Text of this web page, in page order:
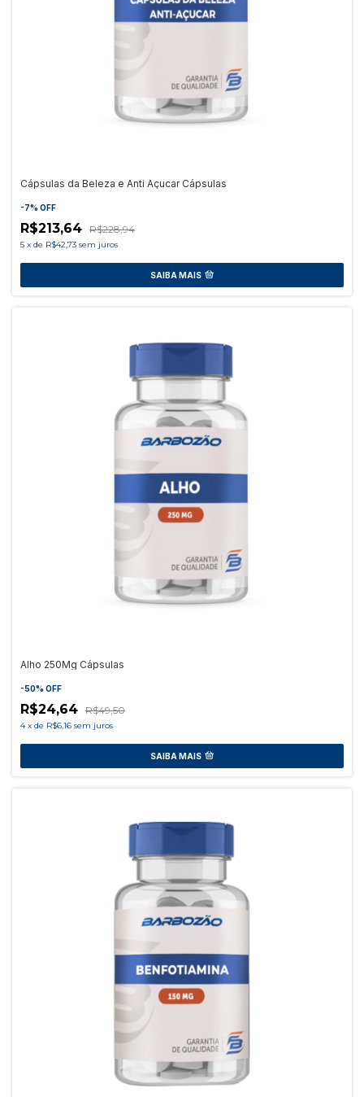
Cápsulas da Beleza e Anti Açucar Cápsulas
-7% OFF
R$213,64 R$228,94
5 x de R$42,73 sem juros
SAIBA MAIS
Alho 250Mg Cápsulas
-50% OFF
R$24,64 R$49,50
4 x de R$6,16 sem juros
SAIBA MAIS